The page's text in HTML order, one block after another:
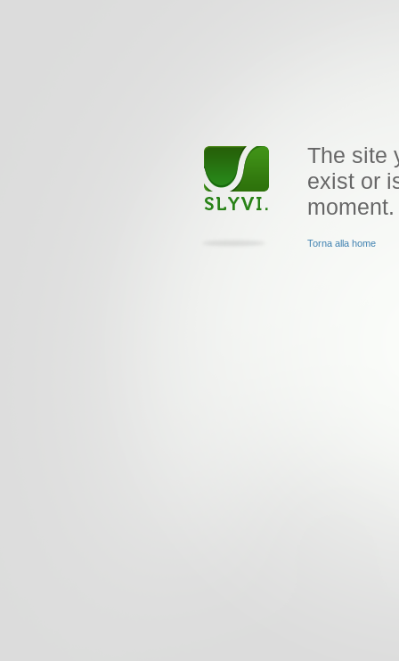
The site
exist or
moment.
Torna alla home